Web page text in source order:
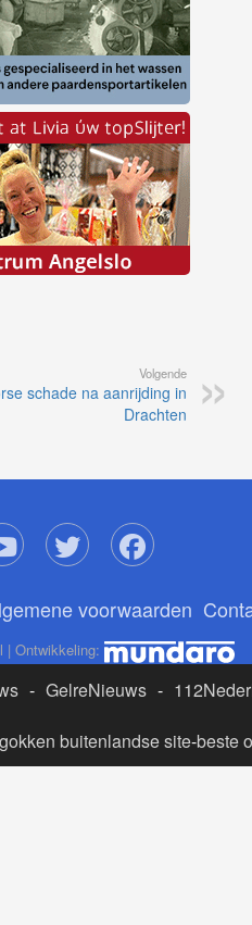
Volgende
schade na aanrijding in
Drachten
voorwaarden
| Ontwikkeling:
- GelreNieuws -
buitenlandse site-beste